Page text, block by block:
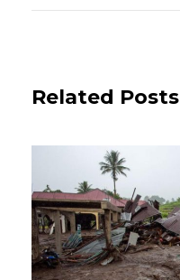
Related Posts